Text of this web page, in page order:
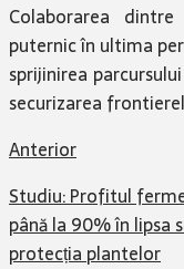
Colaborarea
puternic în ultima
sprijinirea
securizarea
Anterior
Studiu: Profitul
până la 90% în lipsa
protecția plantelor